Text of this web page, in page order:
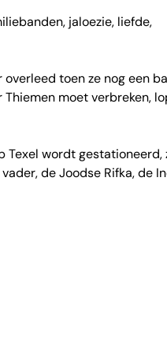
jaloezie, liefde,
toen ze nog een
moet verbreken,
Texel wordt gestationeerd,
de Joodse Rifka, de